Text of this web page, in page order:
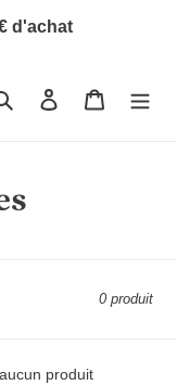
d'achat
RechercherSe connecter
Panier
0 produit
produit